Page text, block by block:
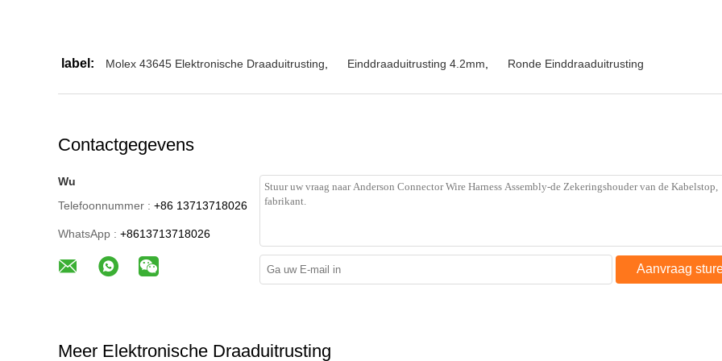
label: Molex 43645 Elektronische Draaduitrusting Einddraaduitrusting 4.2mm Ronde Einddraaduitrusting
Contactgegevens
Wu
Telefoonnummer : +86 13713718026
WhatsApp : +8613713718026
Aanvraag
Meer Elektronische Draaduitrusting